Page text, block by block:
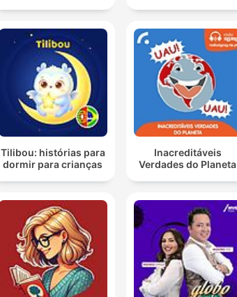
Tilibou: histórias para
dormir para crianças
Inacreditáveis
Verdades do Planeta